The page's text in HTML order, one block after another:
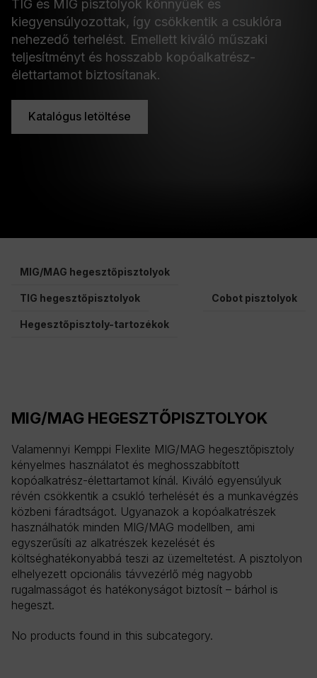
TIG és MIG pisztolyok könnyűek és
kiegyensúlyozottak, így csökkentik a csuklóra
nehezedő terhelést. Emellett kiváló műszaki
teljesítményt és hosszabb kopóalkatrész-
élettartamot biztosítanak.
Katalógus letöltése
MIG/MAG hegesztőpisztolyok
TIG hegesztőpisztolyok Cobot pisztolyok
Hegesztőpisztoly-tartozékok
MIG/MAG HEGESZTŐPISZTOLYOK
Valamennyi Kemppi Flexlite MIG/MAG hegesztőpisztoly
kényelmes használatot és meghosszabbított
kopóalkatrész-élettartamot kínál. Kiváló egyensúlyuk
révén csökkentik a csukló terhelését és a munkavégzés
közbeni fáradtságot. Ugyanazok a kopóalkatrészek
használhatók minden MIG/MAG modellben, ami
egyszerűsíti az alkatrészek kezelését és
költséghatékonyabbá teszi az üzemeltetést. A pisztolyon
elhelyezett opcionális távvezérlő még nagyobb
rugalmasságot és hatékonyságot biztosít – bárhol is
hegeszt.
No products found in this subcategory.